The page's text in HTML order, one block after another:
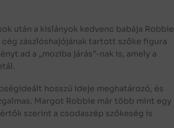
után a kislányok kedvenc babája Robbie
zászlóshajójának tartott szőke figura
ad a „moziba járás”-nak is, amely a
hosszú ideje meghatározó, és
Margot Robbie már több mint egy
szerint a csodaszép szőkeség is